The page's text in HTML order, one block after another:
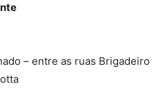
– entre as ruas Brigadeiro